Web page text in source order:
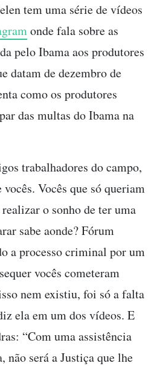
tem uma série de vídeos
onde fala sobre as
pelo Ibama aos produtores
datam de dezembro de
como os produtores
das multas do Ibama na
trabalhadores do campo,
Vocês que só queriam
o sonho de ter uma
sabe aonde? Fórum
a processo criminal por um
vocês cometeram
nem existiu, foi só a falta
ela em um dos vídeos. E
“Com uma assistência
será a Justiça que lhe